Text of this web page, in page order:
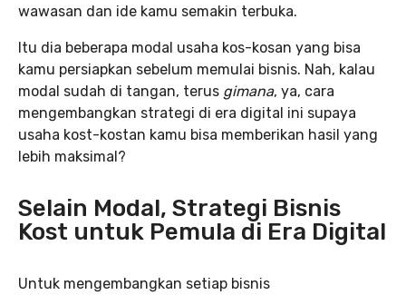
wawasan dan ide kamu semakin terbuka.
Itu dia beberapa modal usaha kos-kosan yang bisa
kamu persiapkan sebelum memulai bisnis. Nah, kalau
modal sudah di tangan, terus gimana, ya, cara
mengembangkan strategi di era digital ini supaya
usaha kost-kostan kamu bisa memberikan hasil yang
lebih maksimal?
Selain Modal, Strategi Bisnis
Kost untuk Pemula di Era Digital
Untuk mengembangkan setiap bisnis